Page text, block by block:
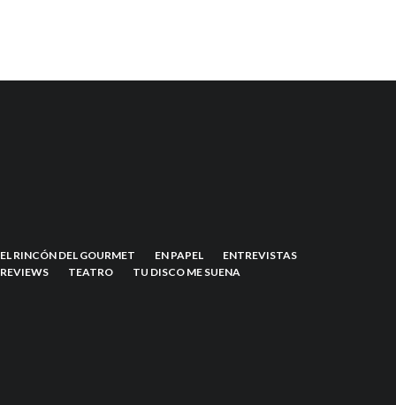
EL RINCÓN DEL GOURMET EN PAPEL
ENTREVISTAS
REVIEWS TEATRO TU DISCO ME SUENA